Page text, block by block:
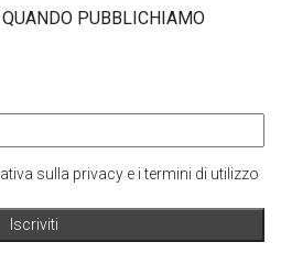
PUBBLICHIAMO
sulla privacy e i termini di utilizzo